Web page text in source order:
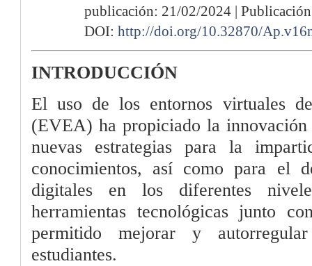
publicación: 21/02/2024 |
DOI: http://doi.org/10.32870/
INTRODUCCIÓN
El uso de los entornos virtuales
(EVEA) ha propiciado la
nuevas estrategias para la
conocimientos, así como para el
digitales en los diferentes
herramientas tecnológicas junto
permitido mejorar y
estudiantes.